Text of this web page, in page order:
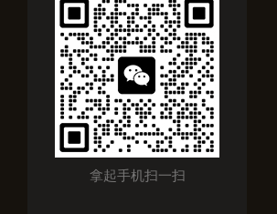
拿起手机扫一扫